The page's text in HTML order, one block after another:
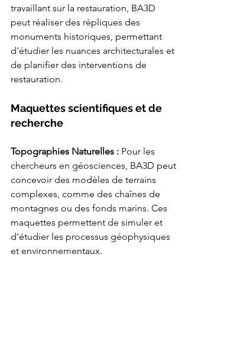
travaillant sur la restauration, BA3D
peut réaliser des répliques des
monuments historiques, permettant
d'étudier les nuances architecturales et
de planifier des interventions de
restauration.
Maquettes scientifiques et de
recherche
Topographies Naturelles : Pour les
chercheurs en géosciences, BA3D peut
concevoir des modèles de terrains
complexes, comme des chaînes de
montagnes ou des fonds marins. Ces
maquettes permettent de simuler et
d'étudier les processus géophysiques
et environnementaux.